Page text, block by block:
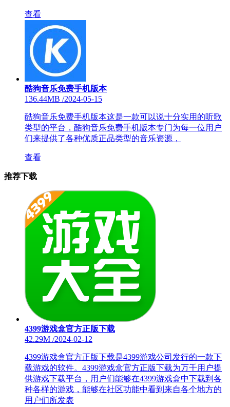
查看
酷狗音乐免费手机版本
136.44MB /2024-05-15
酷狗音乐免费手机版本这是一款可以说十分实用的听歌
类型的平台，酷狗音乐免费手机版本专门为每一位用户
们来提供了各种优质正品类型的音乐资源，
查看
推荐下载
4399游戏盒官方正版下载
42.29M /2024-02-12
4399游戏盒官方正版下载是4399游戏公司发行的一款下
载游戏的软件。4399游戏盒官方正版下载为万千用户提
供游戏下载平台，用户们能够在4399游戏盒中下载到各
种各样的游戏，能够在社区功能中看到来自各个地方的
用户们所发表